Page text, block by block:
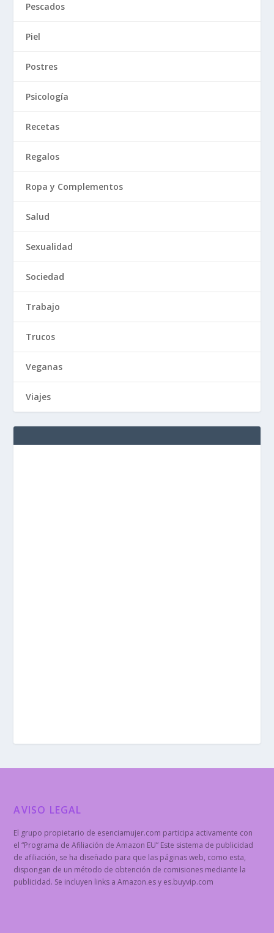
Pescados
Piel
Postres
Psicología
Recetas
Regalos
Ropa y Complementos
Salud
Sexualidad
Sociedad
Trabajo
Trucos
Veganas
Viajes
AVISO LEGAL
El grupo propietario de esenciamujer.com participa activamente con
el “Programa de Afiliación de Amazon EU” Este sistema de publicidad
de afiliación, se ha diseñado para que las páginas web, como esta,
dispongan de un método de obtención de comisiones mediante la
publicidad. Se incluyen links a Amazon.es y es.buyvip.com